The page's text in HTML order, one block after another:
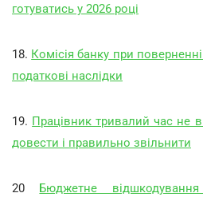
готуватись у 2026 році
18. Комісія банку при
податкові наслідки
19. Працівник тривалий час не
довести і правильно звільнити
20 Бюджетне